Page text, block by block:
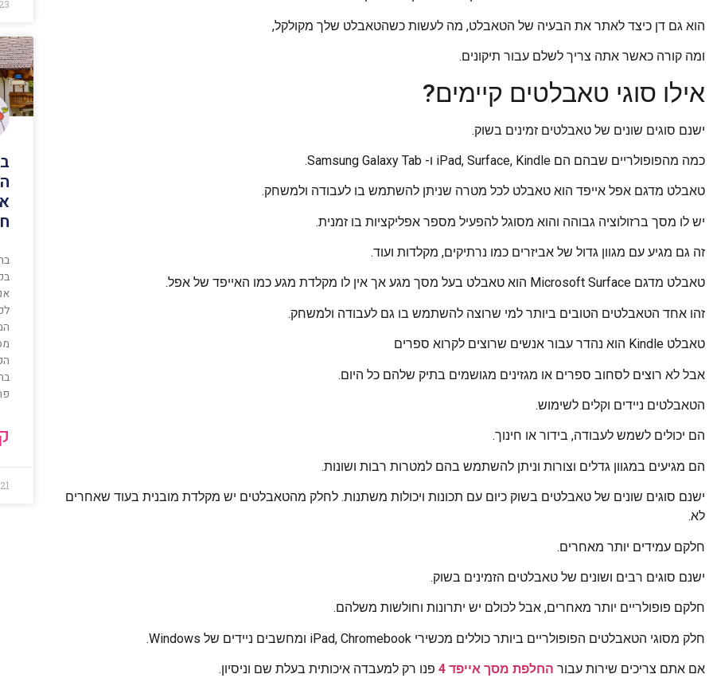
הוא גם דן כיצד לאתר את הבעיה של הטאבלט, מה לעשות כשהטאבלט שלך מקולקל,
ומה קורה כאשר אתה צריך לשלם עבור תיקונים.
אילו סוגי טאבלטים קיימים?
ישנם סוגים שונים של טאבלטים זמינים בשוק.
כמה מהפופולריים שבהם הם iPad, Surface, Kindle ו- Samsung Galaxy Tab.
טאבלט מדגם אפל אייפד הוא טאבלט לכל מטרה שניתן להשתמש בו לעבודה ולמשחק.
יש לו מסך ברזולוציה גבוהה והוא מסוגל להפעיל מספר אפליקציות בו זמנית.
זה גם מגיע עם מגוון גדול של אביזרים כמו נרתיקים, מקלדות ועוד.
טאבלט מדגם Microsoft Surface הוא טאבלט בעל מסך מגע אך אין לו מקלדת מגע כמו האייפד של אפל.
זהו אחד הטאבלטים הטובים ביותר למי שרוצה להשתמש בו גם לעבודה ולמשחק.
טאבלט Kindle הוא נהדר עבור אנשים שרוצים לקרוא ספרים
אבל לא רוצים לסחוב ספרים או מגזינים מגושמים בתיק שלהם כל היום.
הטאבלטים ניידים וקלים לשימוש.
הם יכולים לשמש לעבודה, בידור או חינוך.
הם מגיעים במגוון גדלים וצורות וניתן להשתמש בהם למטרות רבות ושונות.
ישנם סוגים שונים של טאבלטים בשוק כיום עם תכונות ויכולות משתנות. לחלק מהטאבלטים יש מקלדת מובנית בעוד שאחרים
לא.
חלקם עמידים יותר מאחרים.
ישנם סוגים רבים ושונים של טאבלטים הזמינים בשוק.
חלקם פופולריים יותר מאחרים, אבל לכולם יש יתרונות וחולשות משלהם.
חלק מסוגי הטאבלטים הפופולריים ביותר כוללים מכשירי iPad, Chromebook ומחשבים ניידים של Windows.
אם אתם צריכים שירות עבור החלפת מסך אייפד 4 פנו רק למעבדה איכותית בעלת שם וניסיון.